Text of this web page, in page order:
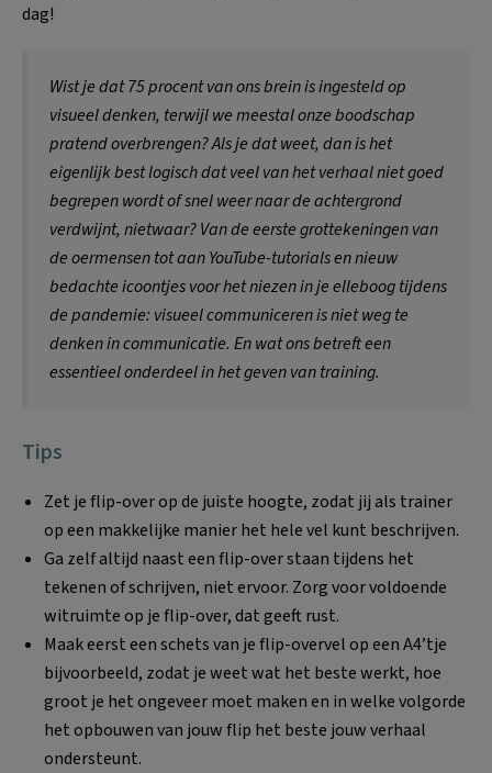
dag!
Wist je dat 75 procent van ons brein is ingesteld op
visueel denken, terwijl we meestal onze boodschap
pratend overbrengen? Als je dat weet, dan is het
eigenlijk best logisch dat veel van het verhaal niet goed
begrepen wordt of snel weer naar de achtergrond
verdwijnt, nietwaar? Van de eerste grottekeningen van
de oermensen tot aan YouTube-tutorials en nieuw
bedachte icoontjes voor het niezen in je elleboog tijdens
de pandemie: visueel communiceren is niet weg te
denken in communicatie. En wat ons betreft een
essentieel onderdeel in het geven van training.
Tips
Zet je flip-over op de juiste hoogte, zodat jij als trainer
op een makkelijke manier het hele vel kunt beschrijven.
Ga zelf altijd naast een flip-over staan tijdens het
tekenen of schrijven, niet ervoor. Zorg voor voldoende
witruimte op je flip-over, dat geeft rust.
Maak eerst een schets van je flip-overvel op een A4’tje
bijvoorbeeld, zodat je weet wat het beste werkt, hoe
groot je het ongeveer moet maken en in welke volgorde
het opbouwen van jouw flip het beste jouw verhaal
ondersteunt.